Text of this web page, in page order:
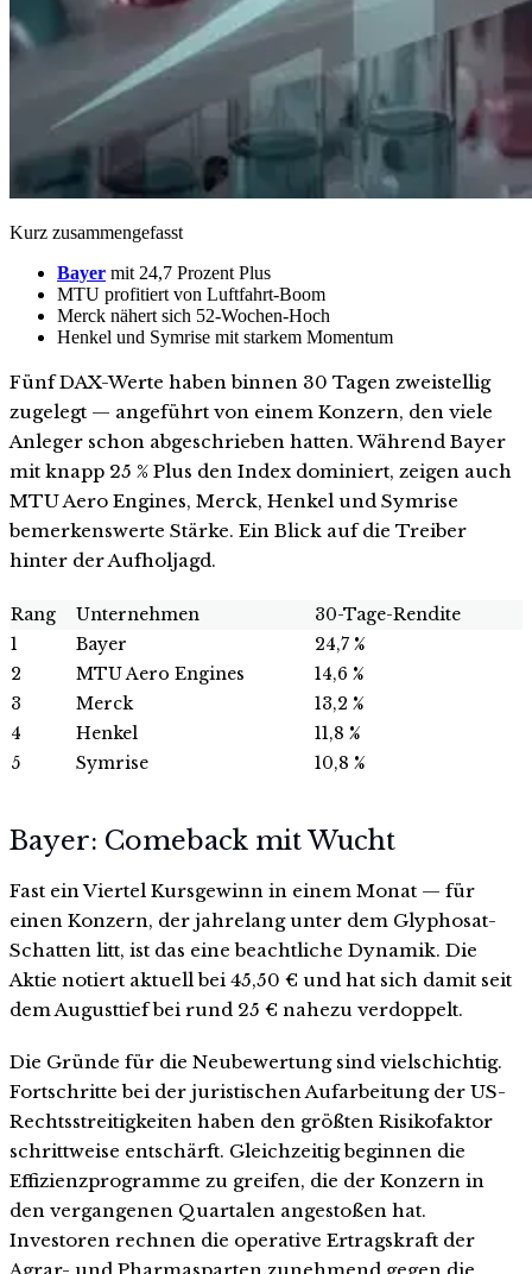
Kurz zusammengefasst
Bayer mit 24,7 Prozent Plus
MTU profitiert von Luftfahrt-Boom
Merck nähert sich 52-Wochen-Hoch
Henkel und Symrise mit starkem Momentum
Fünf DAX-Werte haben binnen 30 Tagen zweistellig
zugelegt — angeführt von einem Konzern, den viele
Anleger schon abgeschrieben hatten. Während Bayer
mit knapp 25 % Plus den Index dominiert, zeigen auch
MTU Aero Engines, Merck, Henkel und Symrise
bemerkenswerte Stärke. Ein Blick auf die Treiber
hinter der Aufholjagd.
Rang Unternehmen
30-Tage-Rendite
1
Bayer
24,7 %
2
MTU Aero Engines
14,6 %
3
Merck
13,2 %
4
Henkel
11,8 %
5
Symrise 10,8 %
Bayer: Comeback mit Wucht
Fast ein Viertel Kursgewinn in einem Monat — für
einen Konzern, der jahrelang unter dem Glyphosat-
Schatten litt, ist das eine beachtliche Dynamik. Die
Aktie notiert aktuell bei 45,50 € und hat sich damit seit
dem Augusttief bei rund 25 € nahezu verdoppelt.
Die Gründe für die Neubewertung sind vielschichtig.
Fortschritte bei der juristischen Aufarbeitung der US-
Rechtsstreitigkeiten haben den größten Risikofaktor
schrittweise entschärft. Gleichzeitig beginnen die
Effizienzprogramme zu greifen, die der Konzern in
den vergangenen Quartalen angestoßen hat.
Investoren rechnen die operative Ertragskraft der